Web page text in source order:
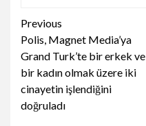
Continue
Reading
Previous
Polis, Magnet Media’ya
Grand Turk’te bir erkek ve
bir kadın olmak üzere iki
cinayetin işlendiğini
doğruladı